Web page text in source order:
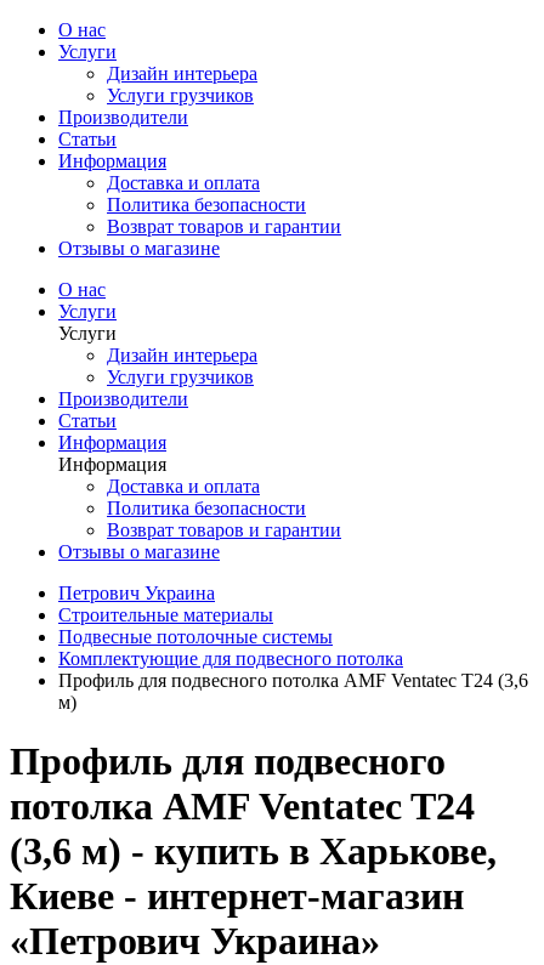
О нас
Услуги
Дизайн интерьера
Услуги грузчиков
Производители
Статьи
Информация
Доставка и оплата
Политика безопасности
Возврат товаров и гарантии
Отзывы о магазине
О нас
Услуги
Услуги
Дизайн интерьера
Услуги грузчиков
Производители
Статьи
Информация
Информация
Доставка и оплата
Политика безопасности
Возврат товаров и гарантии
Отзывы о магазине
Петрович Украина
Строительные материалы
Подвесные потолочные системы
Комплектующие для подвесного потолка
Профиль для подвесного потолка AMF Ventatec T24 (3,6
м)
Профиль для подвесного
потолка AMF Ventatec T24
(3,6 м) - купить в Харькове,
Киеве - интернет-магазин
«Петрович Украина»